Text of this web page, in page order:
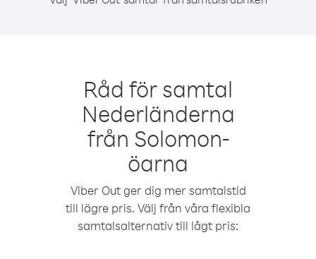
Råd för samtal
Nederländerna
från Solomon-
öarna
Viber Out ger dig mer samtalstid
till lägre pris. Välj från våra flexibla
samtalsalternativ till lågt pris: